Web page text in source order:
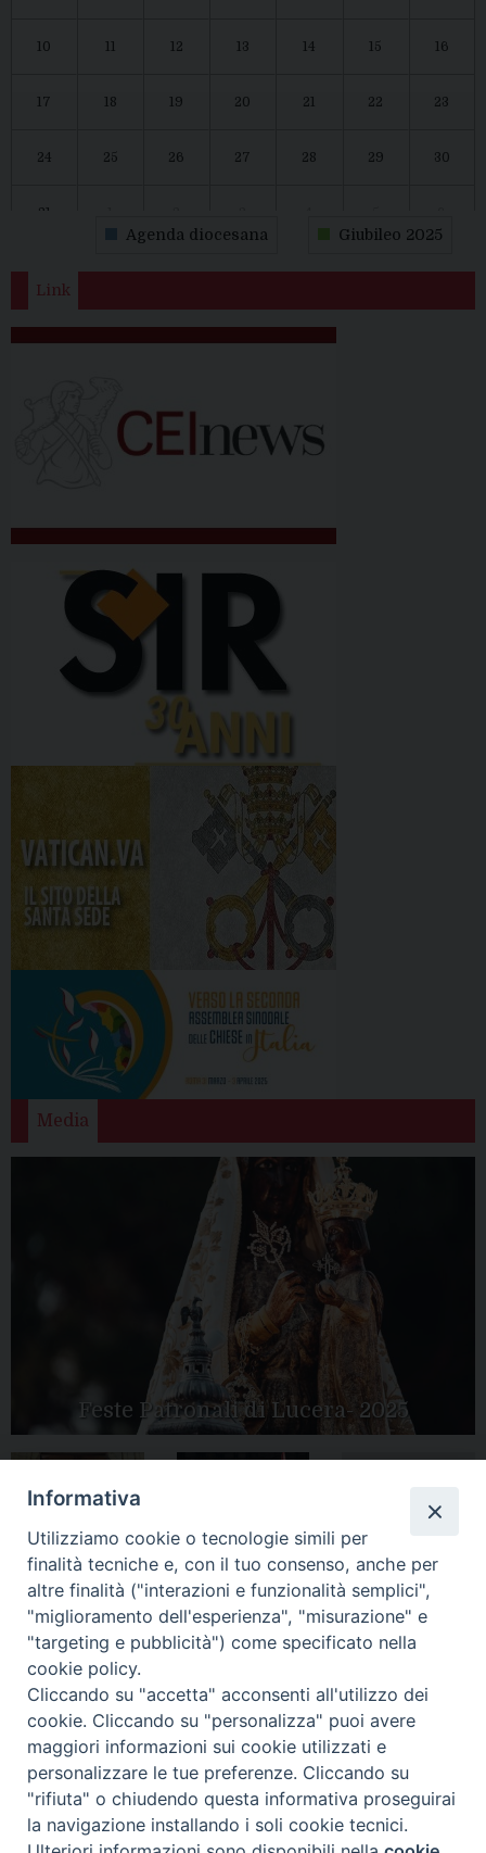
10 12 13 14 15 16
17 18 19 20 21 22 23
24 25 26 27 28 29 30
31
Agenda diocesana Giubileo 2025
Link
Media
Feste Patronali di Lucera- 2025
Apertura Anno
Mariae in Diocesi
Tutte le gallery
CONTATTI:
LUCERA: Piazza Duomo, 13 - 71036 Lucera (FG) − tel.
0881/520882 - e-mail: info@diocesiluceratroia.it
Segreteria del
Vescovo: tel/fax 0881/522244 - e-mail:
vescovo@diocesiluceratroia.it
TROIA: Piazza Episcopio - 71029 Troia (FG) − tel. 0881/977051
Informativa
Utilizziamo cookie o tecnologie simili per
finalità tecniche e, con il tuo consenso, anche per
altre finalità ("interazioni e funzionalità semplici",
"miglioramento dell'esperienza", "misurazione" e
"targeting e pubblicità") come specificato nella
cookie policy.
Cliccando su "accetta" acconsenti all'utilizzo dei
cookie. Cliccando su "personalizza" puoi avere
maggiori informazioni sui cookie utilizzati e
personalizzare le tue preferenze. Cliccando su
"rifiuta" o chiudendo questa informativa proseguirai
la navigazione installando i soli cookie tecnici.